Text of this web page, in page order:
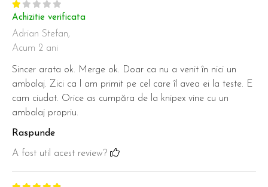
Achizitie verificata
Adrian Stefan,
Acum 2 ani
Sincer arata ok. Merge ok. Doar ca nu a venit în nici un
ambalaj. Zici ca l am primit pe cel care îl avea ei la teste. E
cam ciudat. Orice as cumpăra de la knipex vine cu un
ambalaj propriu.
Raspunde
A fost util acest review?